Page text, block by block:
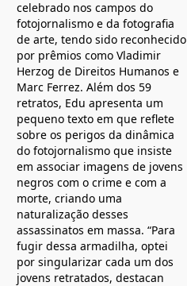
celebrado nos campos do
fotojornalismo e da fotografia
de arte, tendo sido reconhecido
por prêmios como Vladimir
Herzog de Direitos Humanos e
Marc Ferrez. Além dos 59
retratos, Edu apresenta um
pequeno texto em que reflete
sobre os perigos da dinâmica
do fotojornalismo que insiste
em associar imagens de jovens
negros com o crime e com a
morte, criando uma
naturalização desses
assassinatos em massa. “Para
fugir dessa armadilha, optei
por singularizar cada um dos
jovens retratados, destacan